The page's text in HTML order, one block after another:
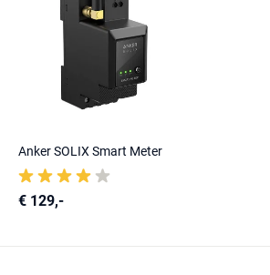
Anker SOLIX Smart Meter
€ 129,-